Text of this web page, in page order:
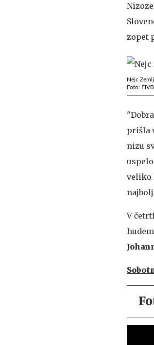
zopet
Nejc
Foto: FIVB
prišla
nizu
veliko
V